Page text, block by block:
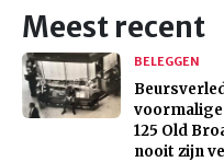
Meest recent
BELEGGEN
125 Old
nooit zijn